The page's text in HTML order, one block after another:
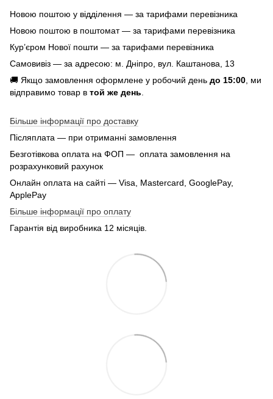
Новою поштою у відділення — за тарифами перевізника
Новою поштою в поштомат — за тарифами перевізника
Кур’єром Нової пошти — за тарифами перевізника
Самовивіз — за адресою: м. Дніпро, вул. Каштанова, 13
🚚 Якщо замовлення оформлене у робочий день до 15:00 , ми
відправимо товар в той же день
Більше інформації про доставку
Післяплата — при отриманні замовлення
Безготівкова оплата на ФОП — оплата замовлення на
розрахунковий рахунок
Онлайн оплата на сайті — Visa, Mastercard, GooglePay,
ApplePay
Більше інформації про оплату
Гарантія від виробника 12 місяців.